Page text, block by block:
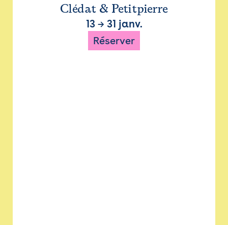
Clédat & Petitpierre
13→ 31 janv.
Réserver